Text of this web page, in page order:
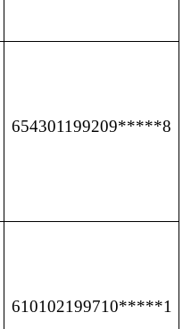
654301199209*****8
610102199710*****1